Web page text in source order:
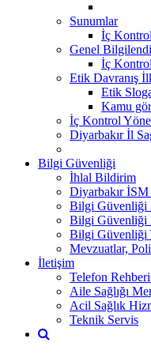
Sunumlar
İç
Genel
İç
Etik Davranış
Etik
Kamu
İç Kontrol
Diyarbakır İl
Bilgi Güvenliği
İhlal Bildirim
Diyarbakır
Bilgi Güvenliği
Bilgi Güvenliği
Bilgi Güvenliği
Mevzuatlar,
İletişim
Telefon
Aile Sağlığı
Acil Sağlık
Teknik Servis